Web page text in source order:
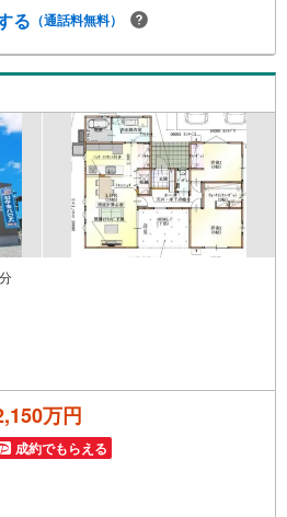
↓↓↓↓↓↓↓↓↓↓↓↓ テラスエステートな
強い！・お借入れのある方や過去にロ
た方もご相談可能。『無理のない支払
』をご提案いたします。
る （通話料無料）
万円
成約でもらえる